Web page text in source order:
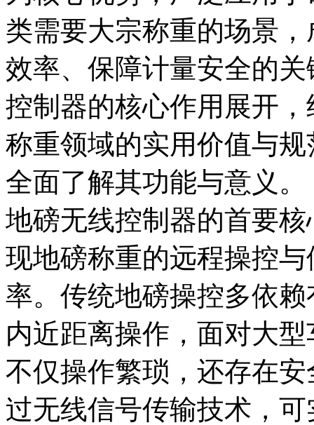
类需要大宗称重的场景
效率、保障计量安全的
控制器的核心作用展开
称重领域的实用价值与
全面了解其功能与意义。
地磅无线控制器的首要
现地磅称重的远程操控
率。传统地磅操控多依
内近距离操作，面对大
不仅操作繁琐，还存在
过无线信号传输技术，